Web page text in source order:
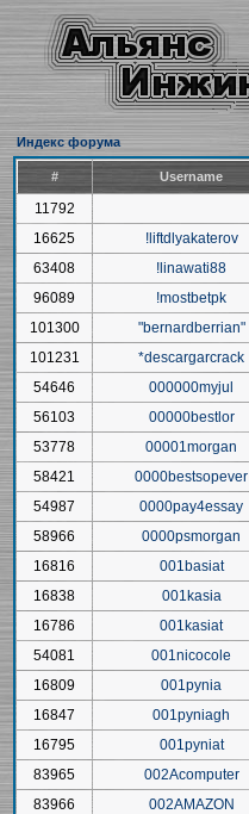
Индекс форума
# Username
11792
16625
!liftdlyakaterov
63408
!linawati88
96089
!mostbetpk
101300
"bernardberrian"
101231
*descargarcrack
54646
000000myjul
56103
00000bestlor
53778
00001morgan
58421
0000bestsopever
54987
0000pay4essay
58966
0000psmorgan
16816
001basiat
16838
001kasia
16786
001kasiat
54081
001nicocole
16809
001pynia
16847
001pyniagh
16795
001pyniat
83965
002Acomputer
83966
002AMAZON